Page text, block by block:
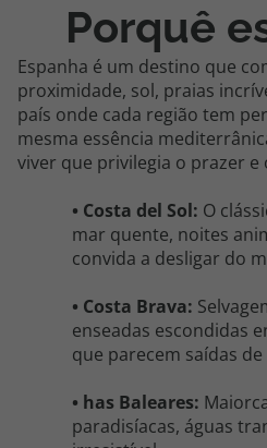
Porquê
Espanha é um destino que
proximidade, sol, praias
país onde cada região tem
mesma essência
viver que privilegia o prazer e
• Costa del Sol: O
mar quente, noites
convida a desligar do
• Costa Brava:
enseadas escondidas
que parecem saídas
• has Baleares:
paradisíacas, águas